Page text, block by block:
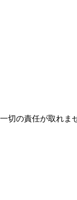
の責任が取れま